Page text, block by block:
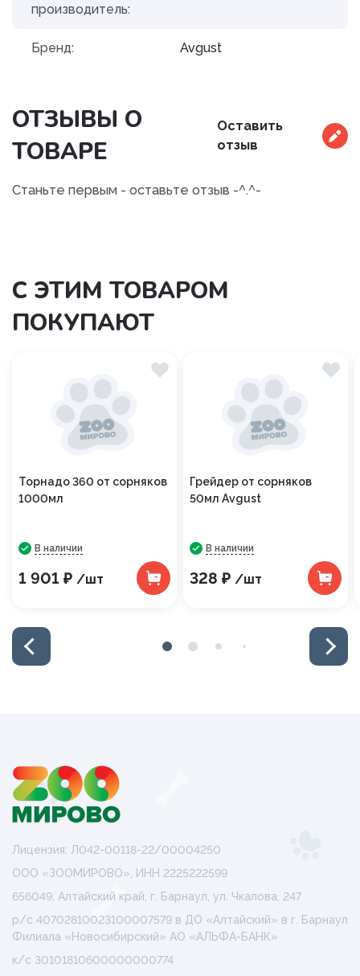
производитель:
Бренд: Avgust
ОТЗЫВЫ О
ТОВАРЕ
Оставить
отзыв
Станьте первым - оставьте отзыв -^.^-
С ЭТИМ ТОВАРОМ
ПОКУПАЮТ
Торнадо 360 от сорняков
1000мл
В наличии
1 901 ₽ /шт
Грейдер от сорняков
50мл Avgust
В наличии
328 ₽ /шт
Лицензия: Л042-00118-22/00004250
ООО «ЗООМИРОВО», ИНН 2225222599
656049, Алтайский край, г. Барнаул, ул. Чкалова, 247
р/с 40702810023100007579 в ДО «Алтайский» в г. Барнаул
Филиала «Новосибирский» АО «АЛЬФА-БАНК»
к/с 30101810600000000774